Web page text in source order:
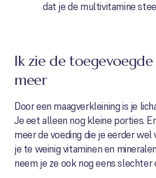
dat je de multivitamine
Ik zie de
meer
Door een maagverkleining is je
Je eet alleen nog kleine porties.
meer de voeding die je eerder wel
je te weinig vitaminen en
neem je ze ook nog eens slechter